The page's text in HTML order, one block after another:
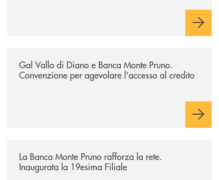
Gal Vallo di Diano e Banca Monte Pruno.
Convenzione per agevolare l'accesso al credito
La Banca Monte Pruno rafforza la rete.
Inaugurata la 19esima Filiale